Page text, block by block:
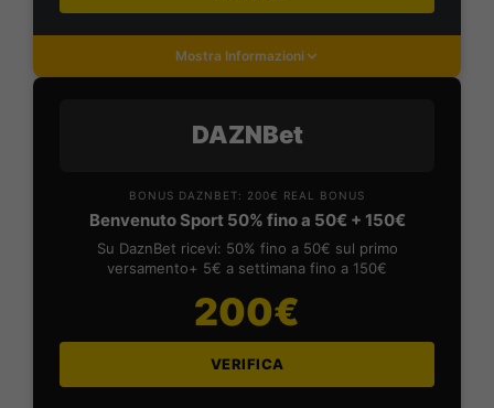
Mostra Informazioni
DAZNBet
BONUS DAZNBET: 200€ REAL BONUS
Benvenuto Sport 50% fino a 50€ + 150€
Su DaznBet ricevi: 50% fino a 50€ sul primo
versamento+ 5€ a settimana fino a 150€
200€
VERIFICA